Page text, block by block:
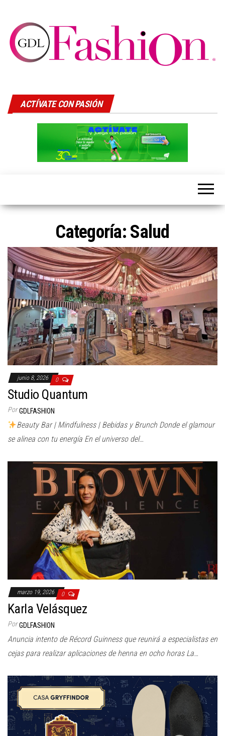
GDLFASHION
ACTÍVATE CON PASIÓN
Categoría: Salud
junio 8, 2026 0
Studio Quantum
Por GDLFASHION
Beauty Bar | Mindfulness | Bebidas y Brunch Donde el glamour
se alinea con tu energía En el universo del…
marzo 19, 2026 0
Karla Velásquez
Por GDLFASHION
Anuncia intento de Récord Guinness que reunirá a especialistas en
cejas para realizar aplicaciones de henna en ocho horas La…